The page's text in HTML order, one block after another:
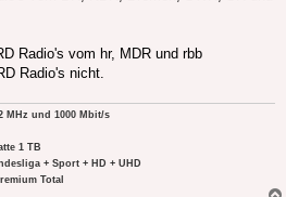
Radio's vom hr, MDR und rbb
Radio's nicht.
MHz und 1000 Mbit/s
1 TB
+ Sport + HD + UHD
Total